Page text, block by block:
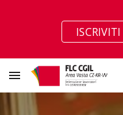
Skip to main content